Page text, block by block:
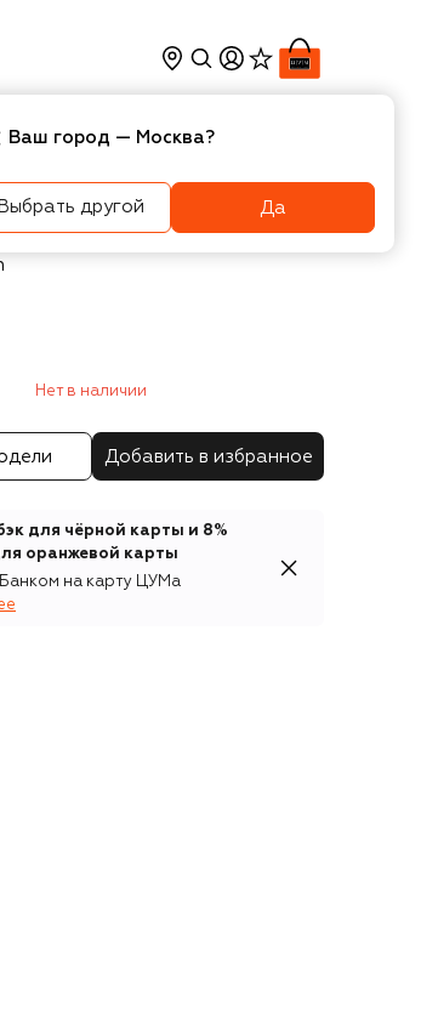
Интерьер
Нет в наличии
Добавить в избранное
для чёрной карты и 8%
оранжевой карты
на карту ЦУМа
Ваш город — Москва?
Выбрать другой Да